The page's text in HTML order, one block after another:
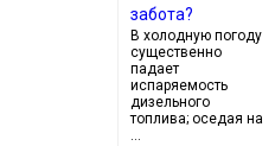
забота?
В холодную погоду
существенно
падает
испаряемость
дизельного
топлива; оседая на
…